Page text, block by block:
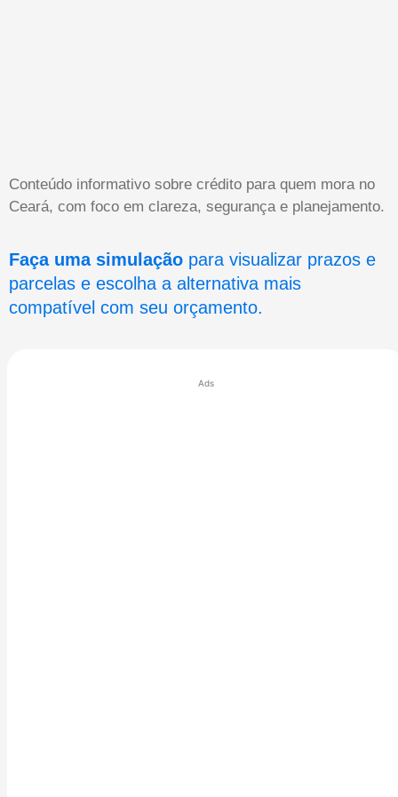
Conteúdo informativo sobre crédito para quem mora no
Ceará, com foco em clareza, segurança e planejamento.
Faça uma simulação para visualizar prazos e
parcelas e escolha a alternativa mais
compatível com seu orçamento.
Ads